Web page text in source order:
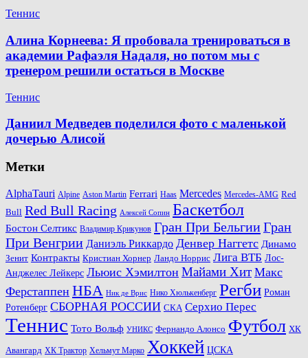
Теннис
Алина Корнеева: Я пробовала тренироваться в
академии Рафаэля Надаля, но потом мы с
тренером решили остаться в Москве
Теннис
Даниил Медведев поделился фото с маленькой
дочерью Алисой
Метки
AlphaTauri Alpine Aston Martin Ferrari Haas Mercedes Mercedes-AMG Red
Bull Red Bull Racing Алексей Сопин Баскетбол
Бостон Селтикс Владимир Крикунов Гран При БельгииГран
При Венгрии Даниэль Риккардо Денвер Наггетс Динамо
Зенит Контракты Кристиан Хорнер Ландо Норрис Лига ВТБ Лос-
Анджелес Лейкерс Льюис Хэмилтон Майами Хит Макс
Ферстаппен НБА Ник де Врис Нико Хюлькенберг Регби Роман
Ротенберг СБОРНАЯ РОССИИ СКА Серхио Перес
Теннис Тото Вольф УНИКС Фернандо Алонсо Футбол ХК
Авангард ХК Трактор Хельмут Марко Хоккей ЦСКА